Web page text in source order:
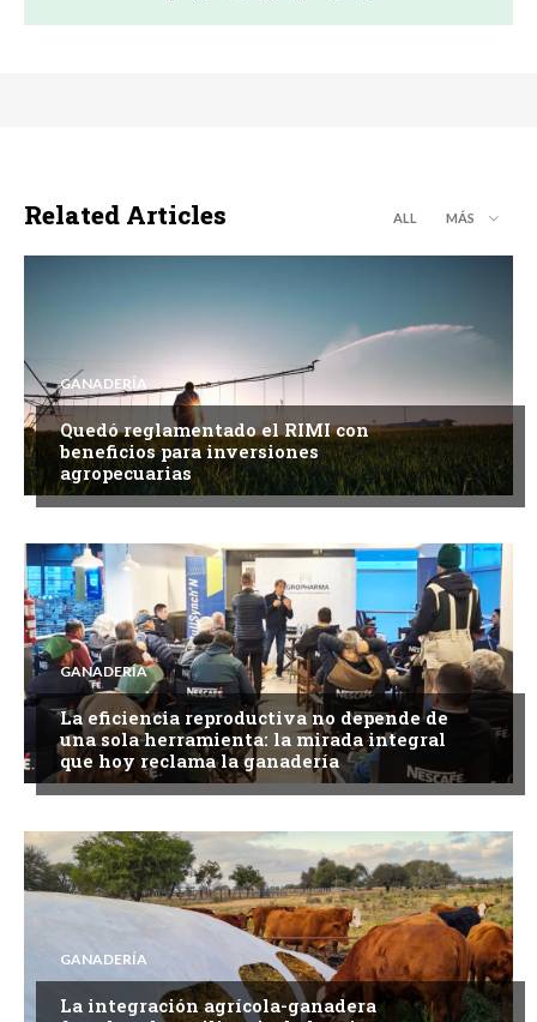
Related Articles ALL MÁS
GANADERÍA
Quedó reglamentado el RIMI con
beneficios para inversiones
agropecuarias
GANADERÍA
La eficiencia reproductiva no depende de
una sola herramienta: la mirada integral
que hoy reclama la ganadería
GANADERÍA
La integración agrícola-ganadera